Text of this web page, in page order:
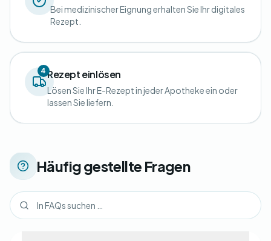
Bei medizinischer Eignung erhalten Sie Ihr digitales
Rezept.
4Rezept einlösen
Lösen Sie Ihr E-Rezept in jeder Apotheke ein oder
lassen Sie liefern.
Häufig gestellte Fragen